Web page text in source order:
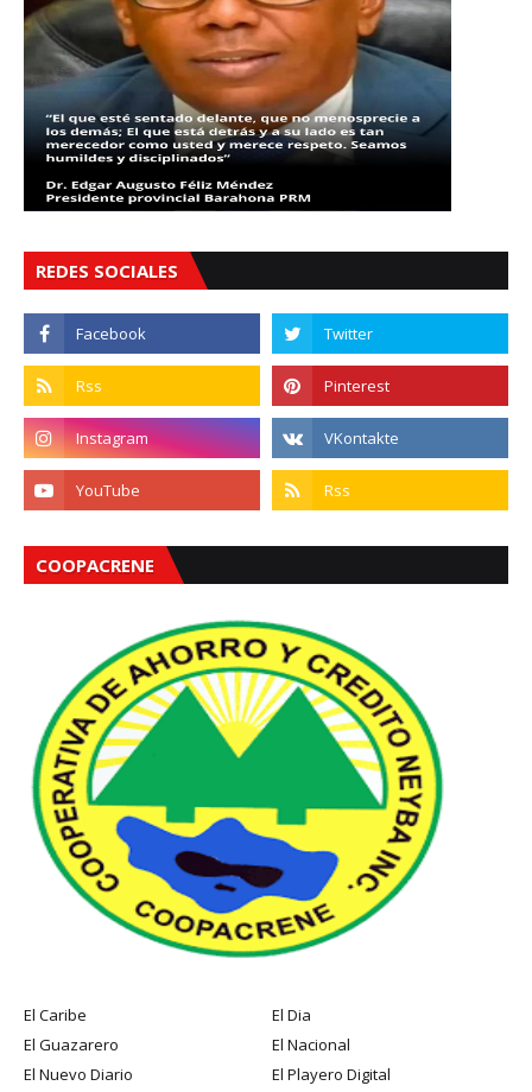
REDES SOCIALES
COOPACRENE
El Caribe
El Dia
El Guazarero
El Nacional
El Nuevo Diario
El Playero Digital